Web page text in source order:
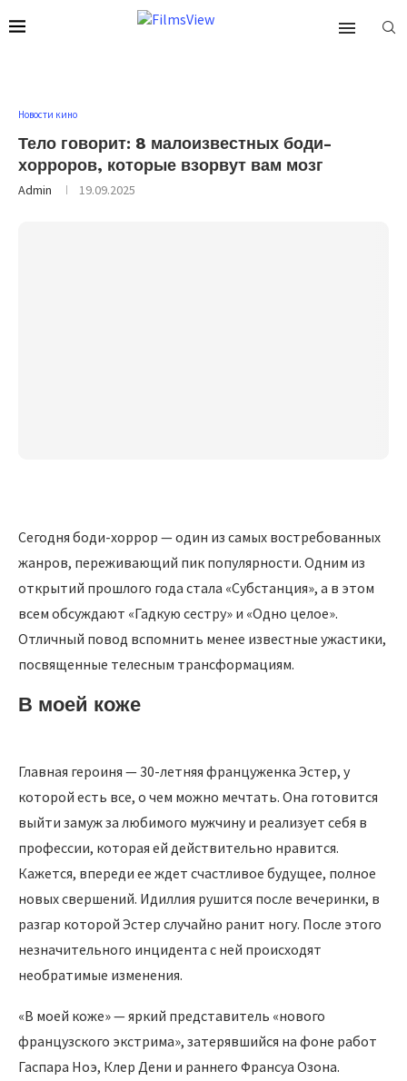
Новости кино
Тело говорит: 8 малоизвестных боди-
хорроров, которые взорвут вам мозг
Admin 19.09.2025
Сегодня боди-хоррор — один из самых востребованных
жанров, переживающий пик популярности. Одним из
открытий прошлого года стала «Субстанция», а в этом
всем обсуждают «Гадкую сестру» и «Одно целое».
Отличный повод вспомнить менее известные ужастики,
посвященные телесным трансформациям.
В моей коже
Главная героиня — 30-летняя француженка Эстер, у
которой есть все, о чем можно мечтать. Она готовится
выйти замуж за любимого мужчину и реализует себя в
профессии, которая ей действительно нравится.
Кажется, впереди ее ждет счастливое будущее, полное
новых свершений. Идиллия рушится после вечеринки, в
разгар которой Эстер случайно ранит ногу. После этого
незначительного инцидента с ней происходят
необратимые изменения.
«В моей коже» — яркий представитель «нового
французского экстрима», затерявшийся на фоне работ
Гаспара Ноэ, Клер Дени и раннего Франсуа Озона.